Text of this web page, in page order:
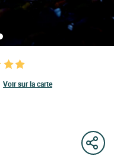
Voir sur la carte